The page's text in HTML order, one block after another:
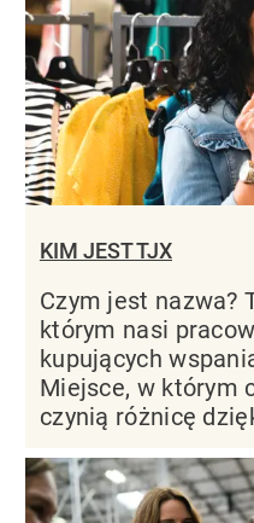
KIM JEST TJX
Czym jest nazwa?
którym nasi
kupujących
Miejsce, w którym
czynią różnicę